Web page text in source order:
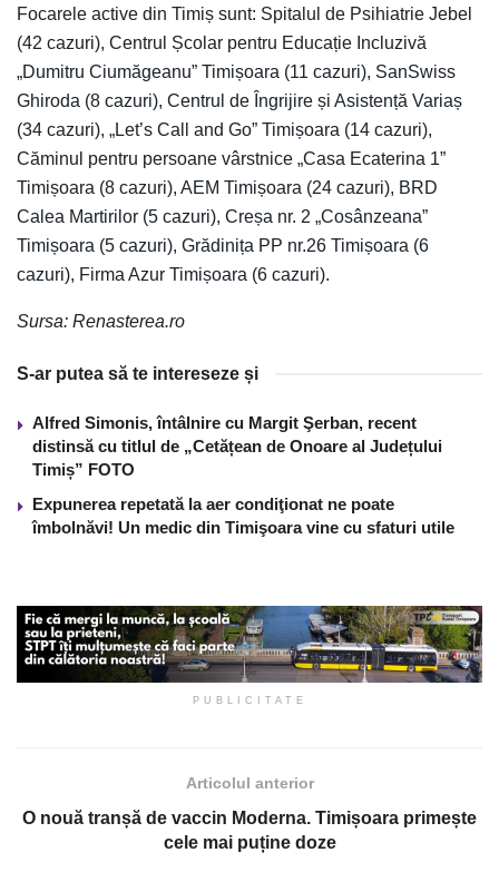
Focarele active din Timiș sunt: Spitalul de Psihiatrie Jebel
(42 cazuri), Centrul Școlar pentru Educație Incluzivă
„Dumitru Ciumăgeanu” Timișoara (11 cazuri), SanSwiss
Ghiroda (8 cazuri), Centrul de Îngrijire și Asistență Variaș
(34 cazuri), „Let’s Call and Go” Timișoara (14 cazuri),
Căminul pentru persoane vârstnice „Casa Ecaterina 1”
Timișoara (8 cazuri), AEM Timișoara (24 cazuri), BRD
Calea Martirilor (5 cazuri), Creșa nr. 2 „Cosânzeana”
Timișoara (5 cazuri), Grădinița PP nr.26 Timișoara (6
cazuri), Firma Azur Timișoara (6 cazuri).
Sursa: Renasterea.ro
S-ar putea să te intereseze și
Alfred Simonis, întâlnire cu Margit Şerban, recent
distinsă cu titlul de „Cetățean de Onoare al Județului
Timiș” FOTO
Expunerea repetată la aer condiţionat ne poate
îmbolnăvi! Un medic din Timişoara vine cu sfaturi utile
PUBLICITATE
Articolul anterior
O nouă tranșă de vaccin Moderna. Timișoara primește
cele mai puține doze